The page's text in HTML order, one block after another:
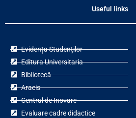
Useful links
Evidența Studenților
Editura Universitaria
Bibliotecă
Aracis
Centrul de Inovare
Evaluare cadre didactice